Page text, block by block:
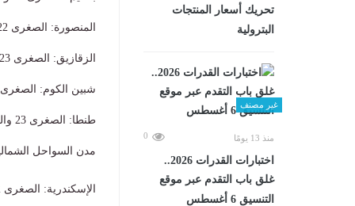
تحريك أسعار المنتجات
البترولية
غير مصنف
منذ 13 يومًا 0
اختبارات القدرات 2026..
غلق باب التقدم عبر موقع
التنسيق 6 أغسطس
​المنصورة: الصغرى 22 والعظمى 34.
​الزقازيق: الصغرى 23 والعظمى 35.
​شبين الكوم: الصغرى 23 والعظمى
​طنطا: الصغرى 23 والعظمى 35.
​مدن السواحل
​الإسكندرية: الصغرى 22 والعظمى 33.